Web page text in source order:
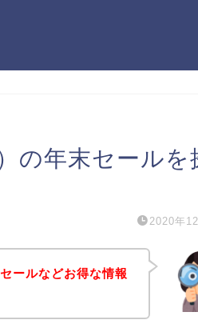
の年末セールを
2020年
ールなどお得な情報